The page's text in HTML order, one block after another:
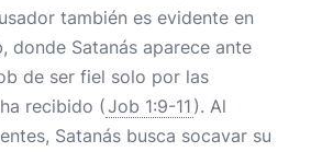
también es evidente en
donde Satanás aparece ante
de ser fiel solo por las
recibido (Job 1:9-11 ). Al
Satanás busca socavar su